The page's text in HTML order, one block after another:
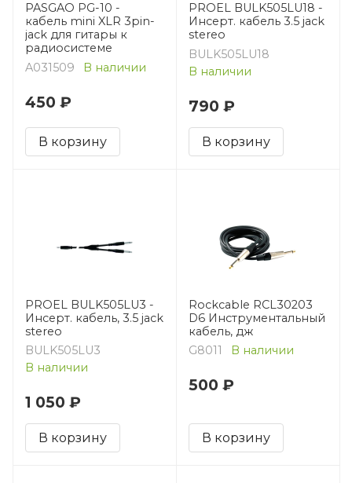
PASGAO PG-10 -
кабель mini XLR 3pin-
jack для гитары к
радиосистеме
A031509
В наличии
450 ₽
В корзину
PROEL BULK505LU18 -
Инсерт. кабель 3.5 jack
stereo
BULK505LU18
В наличии
790 ₽
В корзину
PROEL BULK505LU3 -
Инсерт. кабель, 3.5 jack
stereo
BULK505LU3
В наличии
1 050 ₽
В корзину
Rockcable RCL30203
D6 Инструментальный
кабель, дж
G8011
В наличии
500 ₽
В корзину